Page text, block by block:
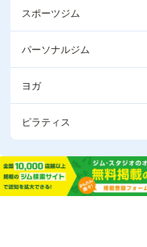
スポーツジム
パーソナルジム
ヨガ
ピラティス